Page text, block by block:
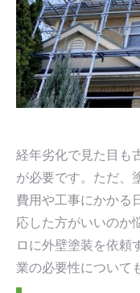
ウ
で
開
き
ま
経年劣化で見た目も
が必要です。ただ、
費用や工事にかかる
応した方がいいのか
ロに外壁塗装を依頼
業の必要性について